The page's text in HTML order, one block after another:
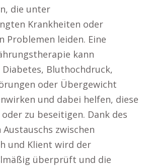
die unter
Krankheiten oder
Problemen leiden. Eine
kann
Bluthochdruck,
oder Übergewicht
und dabei helfen, diese
zu beseitigen. Dank des
zwischen
und Klient wird der
überprüft und die